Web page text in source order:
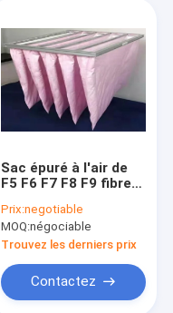
Sac épuré à l'air de
F5 F6 F7 F8 F9 fibre
de 0,3 microns
Prix:negotiable
MOQ:négociable
Trouvez les derniers prix
Contactez